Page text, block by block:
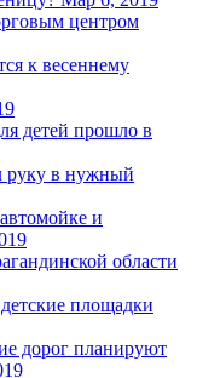
центром
к весеннему
детей прошло в
руку в нужный
и
области
площадки
дорог планируют